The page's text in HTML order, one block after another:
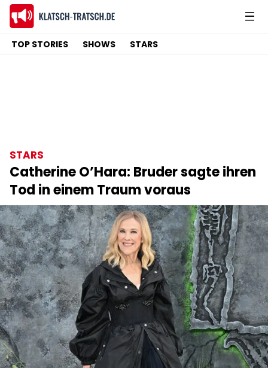
TOP STORIES SHOWS STARS
STARS
Catherine O’Hara: Bruder sagte ihren
Tod in einem Traum voraus